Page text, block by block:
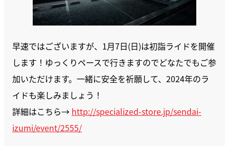
早速ではございますが、1月7日(日)は初詣ライドを開催
します！ゆっくりペースで行きますのでどなたでもご参
加いただけます。一緒に安全を祈願して、2024年のラ
イドも楽しみましょう！
詳細はこちら→ http://specialized-store.jp/sendai-
izumi/event/2555/